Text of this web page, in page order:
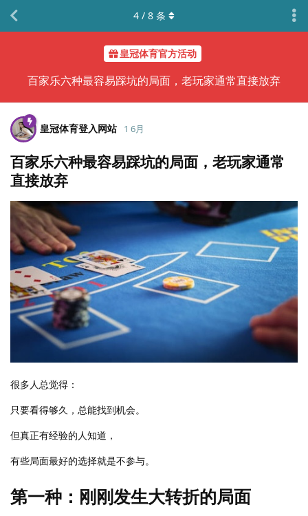
皇冠体育官方活动
百家乐六种最容易踩坑的局面，老玩家通常直接放弃
4 / 8 条
皇冠体育登入网站 1 6月
百家乐六种最容易踩坑的局面，老玩家通常
直接放弃
很多人总觉得：
只要看得够久，总能找到机会。
但真正有经验的人知道，
有些局面最好的选择就是不参与。
第一种：刚刚发生大转折的局面